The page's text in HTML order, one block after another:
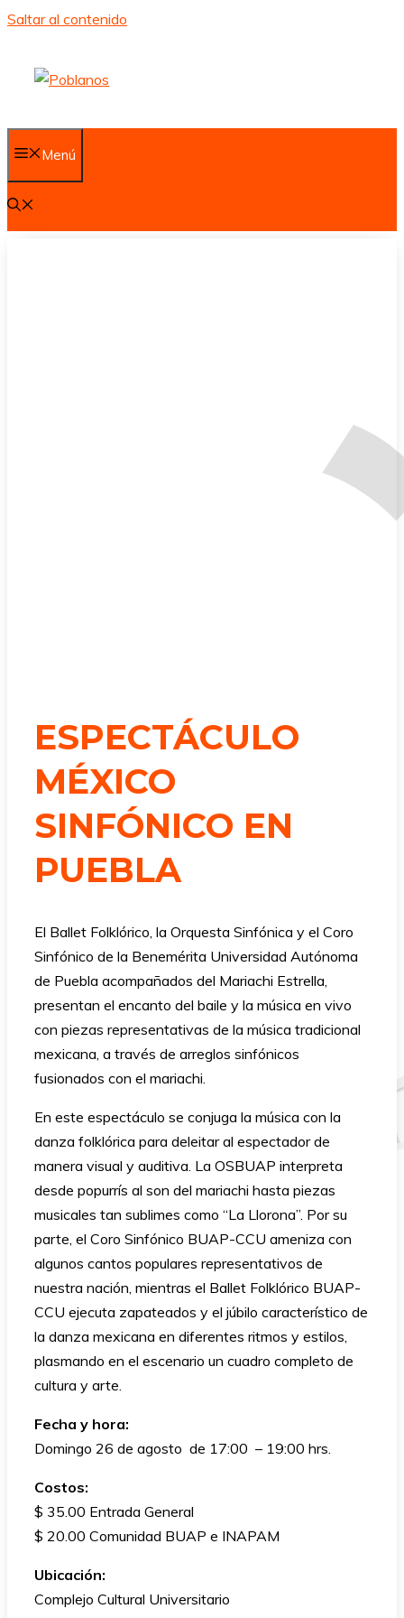
Saltar al contenido
Menú
ESPECTÁCULO
MÉXICO
SINFÓNICO EN
PUEBLA
El Ballet Folklórico, la Orquesta Sinfónica y el Coro
Sinfónico de la Benemérita Universidad Autónoma
de Puebla acompañados del Mariachi Estrella,
presentan el encanto del baile y la música en vivo
con piezas representativas de la música tradicional
mexicana, a través de arreglos sinfónicos
fusionados con el mariachi.
En este espectáculo se conjuga la música con la
danza folklórica para deleitar al espectador de
manera visual y auditiva. La OSBUAP interpreta
desde popurrís al son del mariachi hasta piezas
musicales tan sublimes como “La Llorona”. Por su
parte, el Coro Sinfónico BUAP-CCU ameniza con
algunos cantos populares representativos de
nuestra nación, mientras el Ballet Folklórico BUAP-
CCU ejecuta zapateados y el júbilo característico de
la danza mexicana en diferentes ritmos y estilos,
plasmando en el escenario un cuadro completo de
cultura y arte.
Fecha y hora:
Domingo 26 de agosto de 17:00 – 19:00 hrs.
Costos:
$ 35.00 Entrada General
$ 20.00 Comunidad BUAP e INAPAM
Ubicación:
Complejo Cultural Universitario